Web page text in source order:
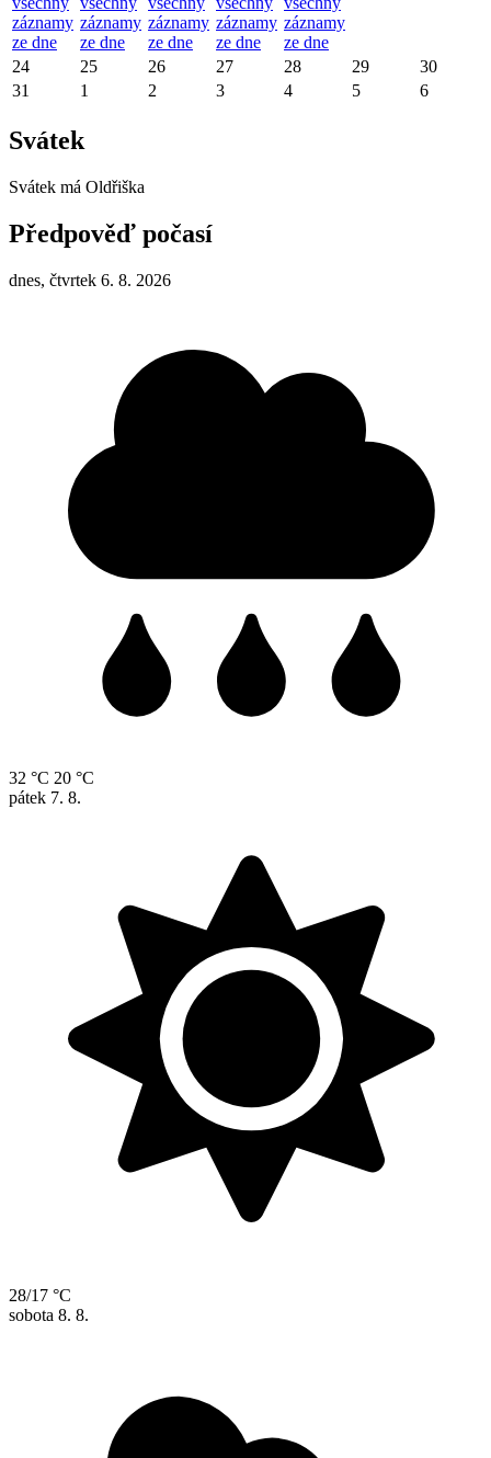
záznamy
ze dne
záznamy
ze dne
záznamy
ze dne
záznamy
ze dne
záznamy
ze dne
24
25 26 27 28 29
30
31
1 2 3 4 5 6
Svátek
Svátek má Oldřiška
Předpověď počasí
dnes, čtvrtek 6. 8. 2026
32 °C 20 °C
pátek 7. 8.
28/17 °C
sobota 8. 8.